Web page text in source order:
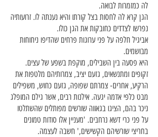
לה כמזמרות לבואה.
הגן קרא לה לחסות בצל קורתו והיא נענתה לו. זרועותיה
נפרשו לצדדים כחובקות את הגן כולו.
אביגיל חלפה על פני ערוגות פרחים שהדיפו ניחוחות
מבושמים.
היא פסעה בין השבילים, מוקפת בשפע של עצים.
זקופים ומתנשאים, גזעם יציב, צמרותיהם מלטפות את
הרקיע, אחרים- צמרתם שפופה, גזעם כחוש, משפילים
מבט כלפי אדמה יגעה. אילנות רבים, אשר גילם המופלג
ניכר בהם, הציגו בגאווה שורשים מפותלים שהשתלטו
על פני כרי דשא נרחבים. 'מעניין אלו סודות טמונים
בחריצי שורשיהם הקשישים,' חשבה לעצמה.